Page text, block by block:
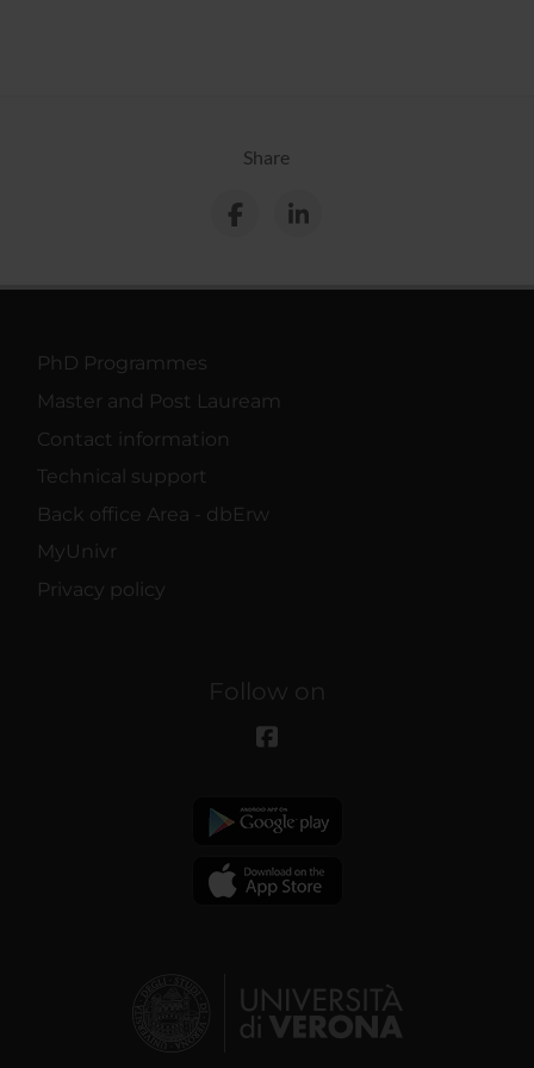
Share
PhD Programmes
Master and Post Lauream
Contact information
Technical support
Back office Area - dbErw
MyUnivr
Privacy policy
Follow on